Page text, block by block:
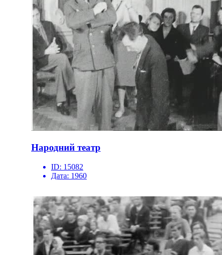
Народний театр
ID: 15082
Дата: 1960